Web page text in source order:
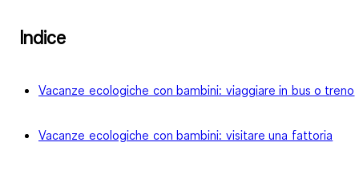
Indice
Vacanze ecologiche con bambini: viaggiare in bus o treno
Vacanze ecologiche con bambini: visitare una fattoria